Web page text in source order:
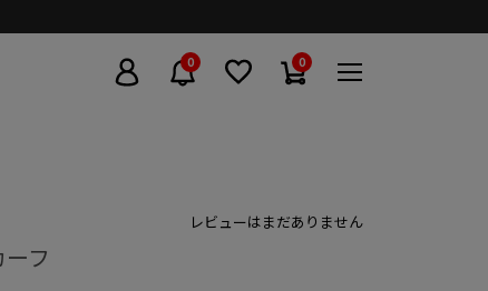
0 0
レビューはまだありません
フ